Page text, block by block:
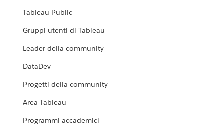
Tableau Public
Gruppi utenti di Tableau
Leader della community
DataDev
Progetti della community
Area Tableau
Programmi accademici